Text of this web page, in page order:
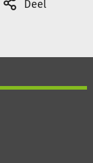
Deel